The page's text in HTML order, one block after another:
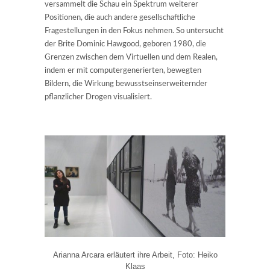
versammelt die Schau ein Spektrum weiterer
Positionen, die auch andere gesellschaftliche
Fragestellungen in den Fokus nehmen. So untersucht
der Brite Dominic Hawgood, geboren 1980, die
Grenzen zwischen dem Virtuellen und dem Realen,
indem er mit computergenerierten, bewegten
Bildern, die Wirkung bewusstseinserweiternder
pflanzlicher Drogen visualisiert.
Arianna Arcara erläutert ihre Arbeit, Foto: Heiko
Klaas